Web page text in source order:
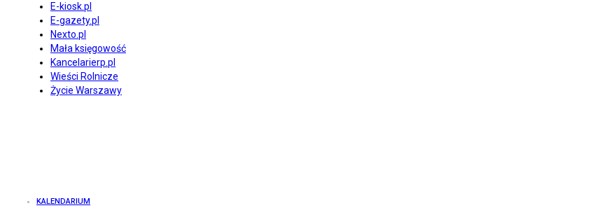
E-kiosk.pl
E-gazety.pl
Nexto.pl
Mała księgowość
Kancelarierp.pl
Wieści Rolnicze
Życie Warszawy
KALENDARIUM